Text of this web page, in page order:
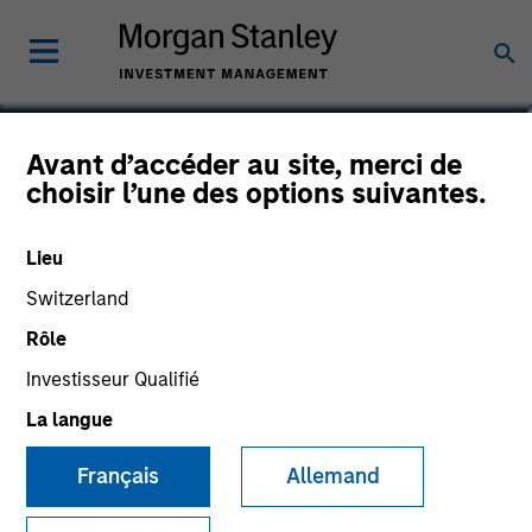
Avant d’accéder au site, merci de
choisir l’une des options suivantes.
Lieu
Switzerland
Rôle
Investisseur Qualifié
La langue
Français Allemand
Larry Berman
Managing Director